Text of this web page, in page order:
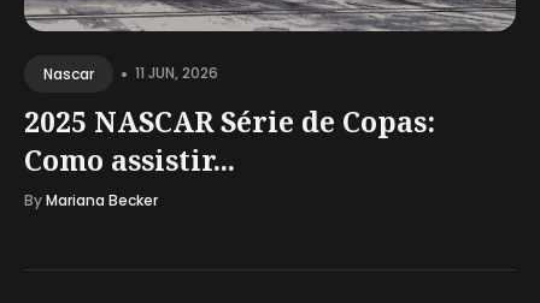
Nascar • 11 JUN, 2026
2025 NASCAR Série de Copas:
Como assistir...
ByMariana Becker